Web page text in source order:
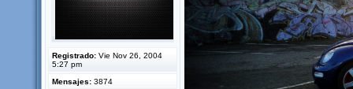
Registrado: Vie Nov 26, 2004
5:27 pm
Mensajes: 3874